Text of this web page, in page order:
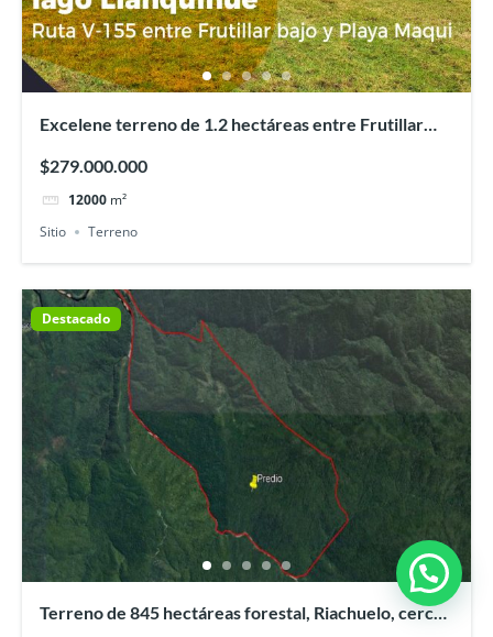
Excelene terreno de 1.2 hectáreas entre Frutillar
$279.000.000
12000 m²
Sitio
Terreno
Destacado
Terreno de 845 hectáreas forestal, Riachuelo, cerca